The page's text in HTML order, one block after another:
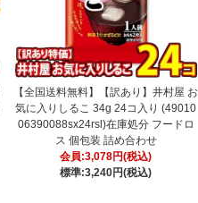
【全国送料無料】【訳あり】井村屋 お
気に入りしるこ 34g 24コ入り (49010
06390088sx24rsl)在庫処分 フードロ
ス 個包装 詰め合わせ
会員:3,078円(税込)
標準:3,240円(税込)